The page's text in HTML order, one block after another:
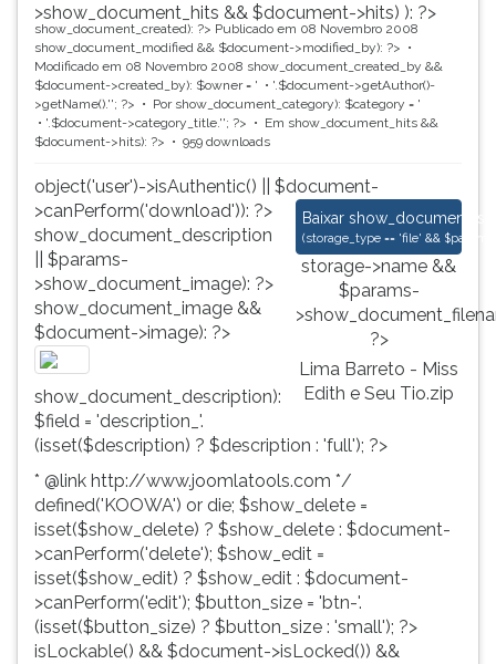
>show_document_hits && $document->hits) ): ?>
show_document_created): ?> Publicado em 08 Novembro 2008
show_document_modified && $document->modified_by): ?>
Modificado em 08 Novembro 2008 show_document_created_by &&
$document->created_by): $owner = '
'.$document->getAuthor()-
>getName().''; ?> Por show_document_category): $category = '
'.$document->category_title.''; ?> Em show_document_hits &&
$document->hits): ?>
959 downloads
object('user')->isAuthentic() || $document-
>canPerform('download')): ?>
Baixar Lima Barreto - Miss
(storage_type == 'file' &&
storage->name &&
$params-
?>
Lima Barreto - Miss
Edith e Seu Tio.zip
show_document_description
|| $params-
>show_document_image): ?>
show_document_image &&
$document->image): ?>
show_document_description):
$field = 'description_'.
(isset($description) ? $description : 'full'); ?>
* @link http://www.joomlatools.com */
defined('KOOWA') or die; $show_delete =
isset($show_delete) ? $show_delete : $document-
>canPerform('delete'); $show_edit =
isset($show_edit) ? $show_edit : $document-
>canPerform('edit'); $button_size = 'btn-'.
(isset($button_size) ? $button_size : 'small'); ?>
isLockable() && $document->isLocked()) &&